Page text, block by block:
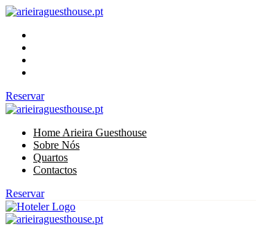
Reservar
Home Arieira Guesthouse
Sobre Nós
Quartos
Contactos
Reservar